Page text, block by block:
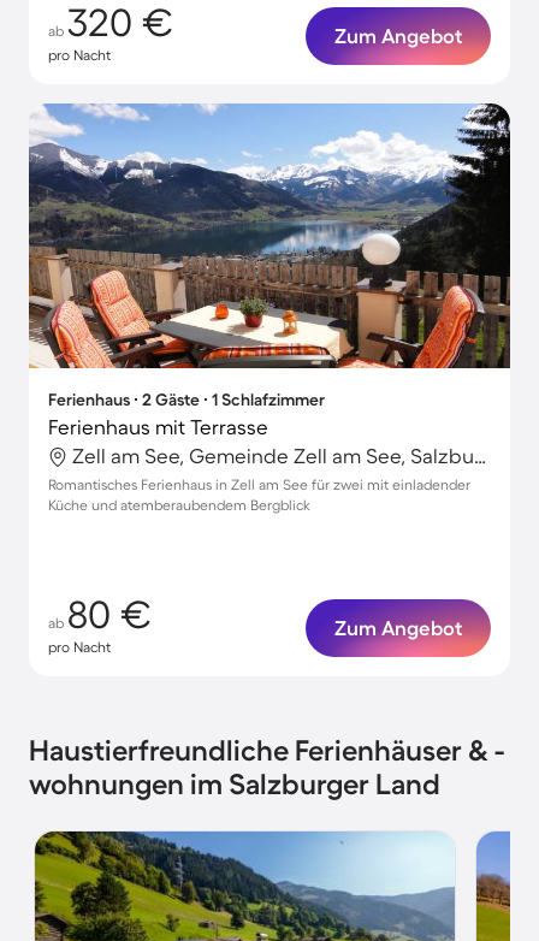
ab 320 €
pro Nacht
Zum Angebot
Ferienhaus ∙ 2 Gäste ∙ 1 Schlafzimmer
Ferienhaus mit Terrasse
Zell am See, Gemeinde Zell am See, Salzburg
Romantisches Ferienhaus in Zell am See für zwei mit einladender
Küche und atemberaubendem Bergblick
ab 80 €
pro Nacht
Zum Angebot
Haustierfreundliche Ferienhäuser & -
wohnungen im Salzburger Land